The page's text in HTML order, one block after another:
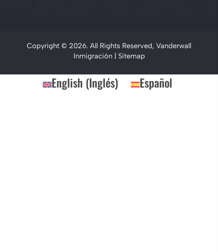
Copyright © 2026. All Rights Reserved, Vanderwall
Inmigración | Sitemap
English (Inglés) Español